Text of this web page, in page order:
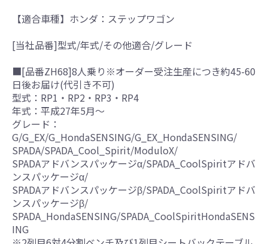
【適合車種】ホンダ：ステップワゴン
[当社品番]型式/年式/その他適合/グレード
■[品番ZH68]8人乗り※オーダー受注生産につき約45-60
日後お届け(代引き不可)
型式：RP1・RP2・RP3・RP4
年式：平成27年5月～
グレード：
G/G_EX/G_HondaSENSING/G_EX_HondaSENSING/
SPADA/SPADA_Cool_Spirit/ModuloX/
SPADAアドバンスパッケージα/SPADA_CoolSpiritアドバ
ンスパッケージα/
SPADAアドバンスパッケージβ/SPADA_CoolSpiritアドバ
ンスパッケージβ/
SPADA_HondaSENSING/SPADA_CoolSpiritHondaSENS
ING